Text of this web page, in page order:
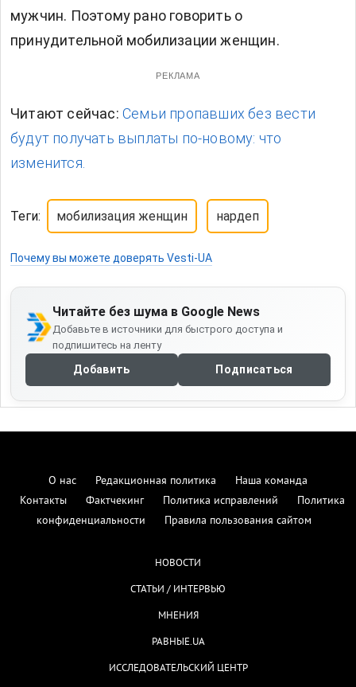
мужчин. Поэтому рано говорить о
принудительной мобилизации женщин.
РЕКЛАМА
Читают сейчас: Семьи пропавших без вести
будут получать выплаты по-новому: что
изменится.
Теги: мобилизация женщин нардеп
Почему вы можете доверять Vesti-UA
Читайте без шума в Google News
Добавьте в источники для быстрого доступа и
подпишитесь на ленту
Добавить Подписаться
О нас Редакционная политика
Наша команда
Контакты
Фактчекинг Политика исправлений
Политика
конфиденциальности
Правила пользования сайтом
НОВОСТИ
СТАТЬИ / ИНТЕРВЬЮ
МНЕНИЯ
РАВНЫЕ.UA
ИССЛЕДОВАТЕЛЬСКИЙ ЦЕНТР